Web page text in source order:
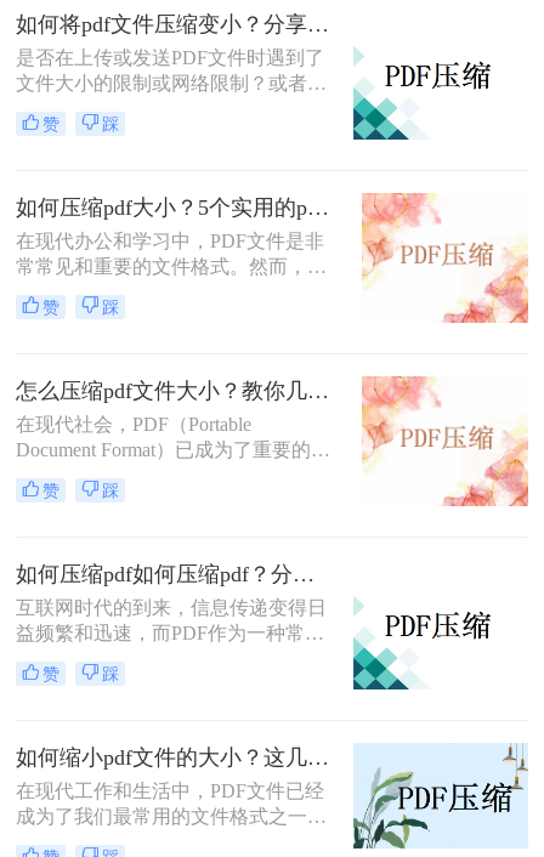
可能会造成发送失败或者下载时间过
长的问题。在这篇文章中，我们将为
大家介绍怎么把pdf压缩到20m以内的
方法。
如何将pdf文件压缩变小？分享几个pdf压缩技巧！
是否在上传或发送PDF文件时遇到了
文件大小的限制或网络限制？或者虽
然可以成功上传或发送，但文件过
大，需要较长的等待时间？无论哪种
的指南和技巧，使您能够快速压缩
PDF文件大小。
赞 踩
如何压缩pdf大小？5个实用的pdf压缩办法！
在现代办公和学习中，PDF文件是非
常常见和重要的文件格式。然而，随
着社会进步和科技发展，我们经常会
遇到一个问题：PDF文件过大，无法
pdf大小，以提升我们的工作效率
赞 踩
怎么压缩pdf文件大小？教你几种特别实用的方法！
在现代社会，PDF（Portable
Document Format）已成为了重要的文
件格式。然而，由于PDF文件往往较
大，导致文件传输速度慢、存储空间
文件负担，提高工作效率。
赞 踩
如何压缩pdf如何压缩pdf？分享4个实用的pdf压缩方法！
互联网时代的到来，信息传递变得日
益频繁和迅速，而PDF作为一种常见
的文件格式，在工作和学习中扮演着
重要的角色。然而，随着信息的不断
存储困扰和传输速度慢的情况。那
么，如何压缩pdf，以节省存储空间和
加快文件传输速度呢？接下来，本文
赞 踩
如何缩小pdf文件的大小？这几个压缩方法非常不错！
在现代工作和生活中，PDF文件已经
成为了我们最常用的文件格式之一。
然而，随着PDF文件的不断增多，它